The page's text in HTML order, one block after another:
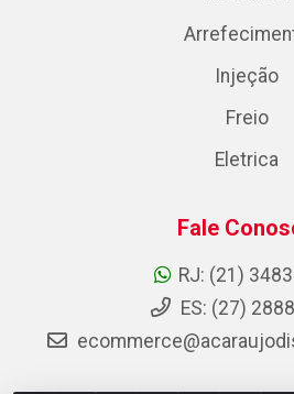
Injeção
Freio
Eletrica
Fale
RJ: (21)
ES: (27)